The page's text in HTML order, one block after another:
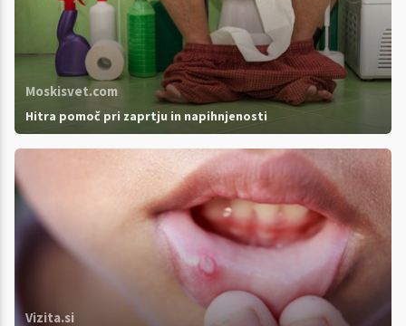
Moskisvet.com
Hitra pomoč pri zaprtju in napihnjenosti
Vizita.si